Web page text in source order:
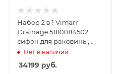
Набор 2 в 1 Vimarr
Drainage 5180084502,
сифон для раковины,
донный клапан без
перелива, розовое
золото
Нет в наличии
34199 руб.